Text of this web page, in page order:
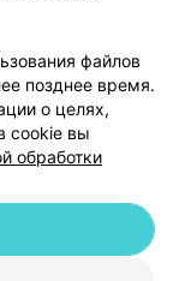
Республика Беларусь,
файлов
позднее время.
о целях,
cookie вы
обработки